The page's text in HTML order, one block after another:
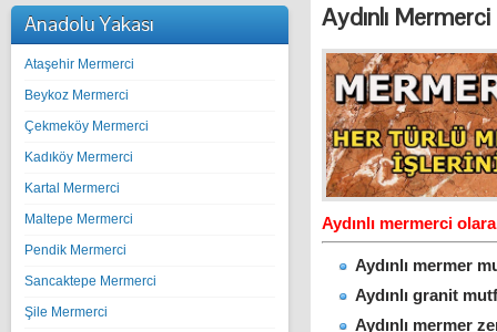
Anadolu Yakası
Ataşehir Mermerci
Beykoz Mermerci
Çekmeköy Mermerci
Kadıköy Mermerci
Kartal Mermerci
Maltepe Mermerci
Pendik Mermerci
Sancaktepe Mermerci
Şile Mermerci
Aydınlı
Aydınlı mermerci
Aydınlı mermer
Aydınlı granit
Aydınlı mermer